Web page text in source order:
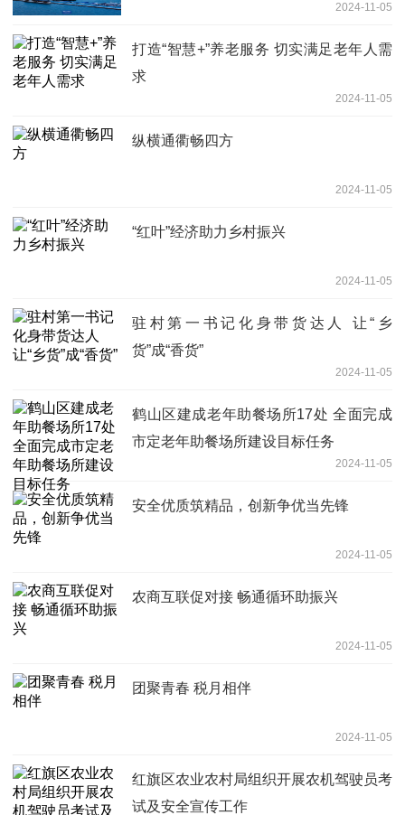
2024-11-05
打造“智慧+”养老服务 切实满足老年人需
求
2024-11-05
纵横通衢畅四方
2024-11-05
“红叶”经济助力乡村振兴
2024-11-05
驻村第一书记化身带货达人 让“乡
货”成“香货”
2024-11-05
鹤山区建成老年助餐场所17处 全面完成
市定老年助餐场所建设目标任务
2024-11-05
安全优质筑精品，创新争优当先锋
2024-11-05
农商互联促对接 畅通循环助振兴
2024-11-05
团聚青春 税月相伴
2024-11-05
红旗区农业农村局组织开展农机驾驶员考
试及安全宣传工作